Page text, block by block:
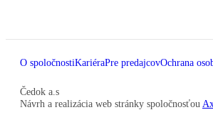
O spoločnostiKariéraPre predajcovOchrana
Čedok a.s
Návrh a realizácia web stránky spoločnosťou